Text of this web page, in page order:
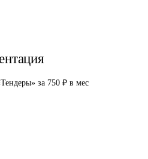
за 750 ₽ в мес